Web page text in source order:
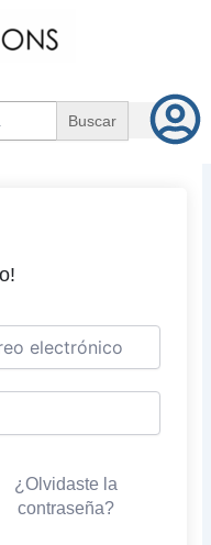
¿Olvidaste la
contraseña?